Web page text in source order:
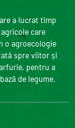
a lucrat timp
care
o agroecologie
spre viitor și
pentru a
de legume.